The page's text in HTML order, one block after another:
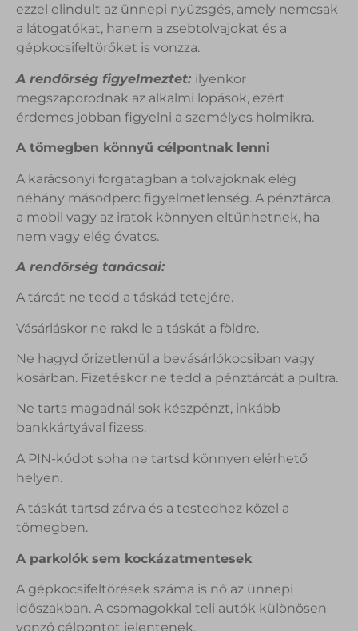
ezzel elindult az ünnepi nyüzsgés, amely nemcsak
a látogatókat, hanem a zsebtolvajokat és a
gépkocsifeltörőket is vonzza.
A rendőrség figyelmeztet: ilyenkor
megszaporodnak az alkalmi lopások, ezért
érdemes jobban figyelni a személyes holmikra.
A tömegben könnyű célpontnak lenni
A karácsonyi forgatagban a tolvajoknak elég
néhány másodperc figyelmetlenség. A pénztárca,
a mobil vagy az iratok könnyen eltűnhetnek, ha
nem vagy elég óvatos.
A rendőrség tanácsai:
A tárcát ne tedd a táskád tetejére.
Vásárláskor ne rakd le a táskát a földre.
Ne hagyd őrizetlenül a bevásárlókocsiban vagy
kosárban. Fizetéskor ne tedd a pénztárcát a pultra.
Ne tarts magadnál sok készpénzt, inkább
bankkártyával fizess.
A PIN-kódot soha ne tartsd könnyen elérhető
helyen.
A táskát tartsd zárva és a testedhez közel a
tömegben.
A parkolók sem kockázatmentesek
A gépkocsifeltörések száma is nő az ünnepi
időszakban. A csomagokkal teli autók különösen
vonzó célpontot jelentenek.